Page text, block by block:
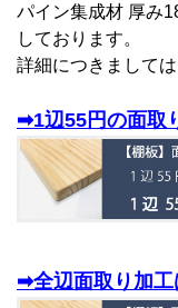
パイン集成材 厚み
しております。
詳細につきまして
➡1辺55円の面取
➡全辺面取り加工